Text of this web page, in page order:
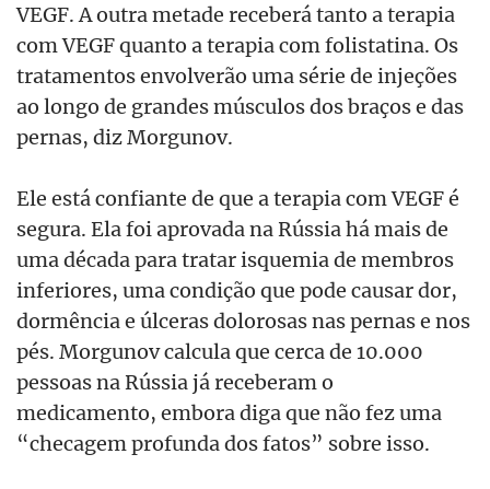
VEGF. A outra metade receberá tanto a terapia
com VEGF quanto a terapia com folistatina. Os
tratamentos envolverão uma série de injeções
ao longo de grandes músculos dos braços e das
pernas, diz Morgunov.
Ele está confiante de que a terapia com VEGF é
segura. Ela foi aprovada na Rússia há mais de
uma década para tratar isquemia de membros
inferiores, uma condição que pode causar dor,
dormência e úlceras dolorosas nas pernas e nos
pés. Morgunov calcula que cerca de 10.000
pessoas na Rússia já receberam o
medicamento, embora diga que não fez uma
“checagem profunda dos fatos” sobre isso.